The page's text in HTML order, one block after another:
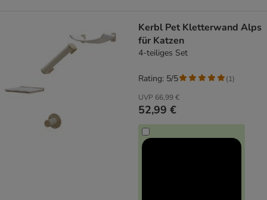
Kerbl Pet Kletterwand Alps
für Katzen
4-teiliges Set
UVP 66,99 €
52,99 €
Rating: 5/5 (1)